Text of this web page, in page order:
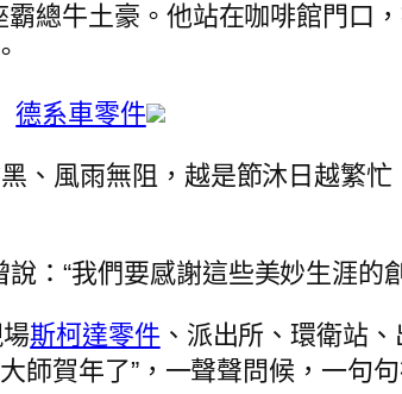
總牛土豪。他站在咖啡館門口
德系車零件
、風雨無阻，越是節沐日越繁
：“我們要感謝這些美妙生涯的
斯柯達零件 、派出所、環衛站
師賀年了”，一聲聲問候，一句